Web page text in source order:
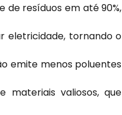
de resíduos em até 90%,
eletricidade, tornando o
emite menos poluentes
valiosos, que